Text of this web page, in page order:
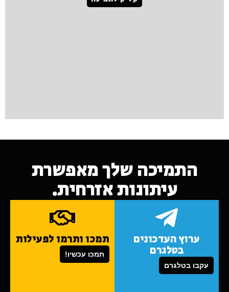
התמיכה שלך מאפשרת
עיתונות אזרחית.
ערוץ העדכונים
בטלגרם
עקבו בטלגרם
תמכו ותרמו לפעילות
תמכו עכשיו!